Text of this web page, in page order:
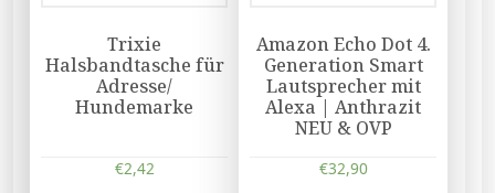
Trixie
Halsbandtasche für
Adresse/
Hundemarke
€2,42
Amazon Echo Dot 4.
Generation Smart
Lautsprecher mit
Alexa | Anthrazit
NEU & OVP
€32,90